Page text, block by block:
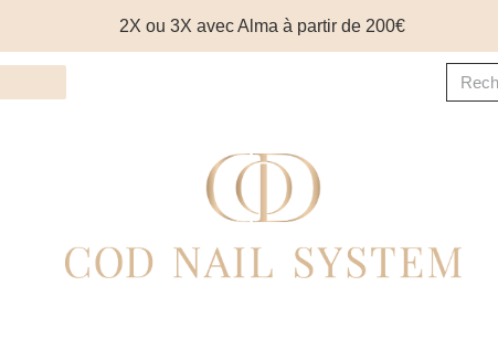
2X ou 3X avec Alma à partir de 200€